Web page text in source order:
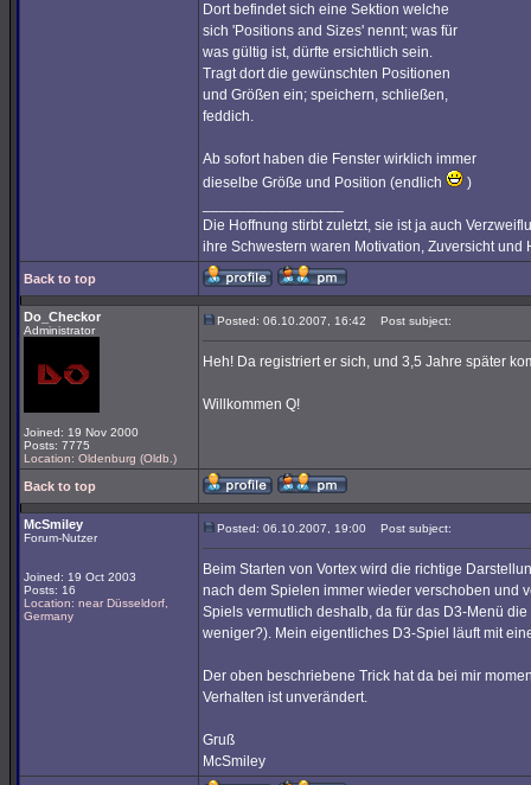
Dort befindet sich eine Sektion welche
sich 'Positions and Sizes' nennt; was für
was gültig ist, dürfte ersichtlich sein.
Tragt dort die gewünschten Positionen
und Größen ein; speichern, schließen,
feddich.
Ab sofort haben die Fenster wirklich immer
dieselbe Größe und Position (endlich
)
Die Hoffnung stirbt zuletzt, sie ist ja auch
ihre Schwestern waren Motivation, Zuversicht und
Back to top
Do_Checkor
Administrator
Joined: 19 Nov 2000
Posts: 7775
Location: Oldenburg (Oldb.)
Posted: 06.10.2007, 16:42 Post subject:
Heh! Da registriert er sich, und 3,5 Jahre später
Willkommen Q!
Back to top
McSmiley
Forum-Nutzer
Joined: 19 Oct 2003
Posts: 16
Location: near Düsseldorf,
Germany
Posted: 06.10.2007, 19:00 Post subject:
Beim Starten von Vortex wird die richtige
nach dem Spielen immer wieder verschoben und
Spiels vermutlich deshalb, da für das D3-Menü
weniger?). Mein eigentliches D3-Spiel läuft mit
Der oben beschriebene Trick hat da bei mir
Verhalten ist unverändert.
Gruß
McSmiley